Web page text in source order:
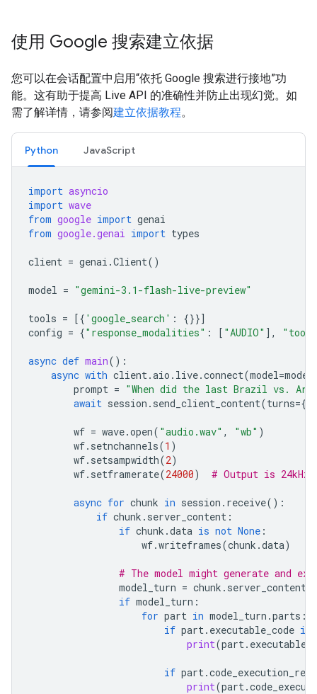
使用 Google 搜索建立依据
您可以在会话配置中启用“依托 Google 搜索进行接地”功
能。这有助于提高 Live API 的准确性并防止出现幻觉。如
需了解详情，请参阅建立依据教程。
Python JavaScript
import asyncio
import wave
from google import genai
from google.genai import types
client = genai .Client()
model = "gemini-3.1-flash-live-preview"
tools = [{ 'google_search' :
{}}]
config = {"response_modalities" : [ "AUDIO" ],
async def main():
async with client.aio . live.connect(model=model
prompt = "When did the last Brazil vs.
await session . send_client_content(turns={
wf = wave.open( "audio.wav" , "wb" )
wf. setnchannels(1 )
wf. setsampwidth(2)
wf. setframerate(24000) # Output is 24kHz
async for chunk in session . receive():
if chunk . server_content :
if chunk .data is not None :
wf.writeframes(chunk .data)
# The model might generate and
model_turn = chunk . server_content
if model_turn :
for part in model_turn .parts :
if part. executable_code is
print(part.
if part.
print(part.